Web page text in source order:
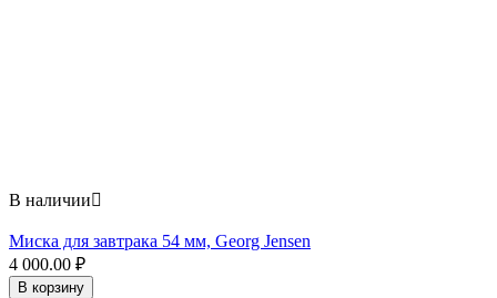
В наличии
Миска для завтрака 54 мм, Georg Jensen
4 000.00 ₽
В корзину